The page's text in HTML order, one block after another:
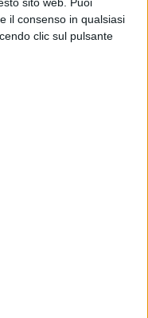
sito web. Puoi
il consenso in qualsiasi
clic sul pulsante